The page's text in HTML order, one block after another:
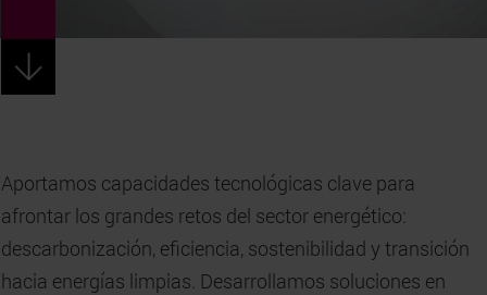
Aportamos capacidades tecnológicas clave para
afrontar los grandes retos del sector energético:
descarbonización, eficiencia, sostenibilidad y transición
hacia energías limpias. Desarrollamos soluciones en